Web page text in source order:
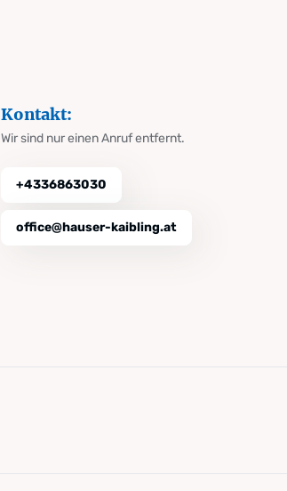
Kontakt:
Wir sind nur einen Anruf entfernt.
+4336863030
office@hauser-kaibling.at